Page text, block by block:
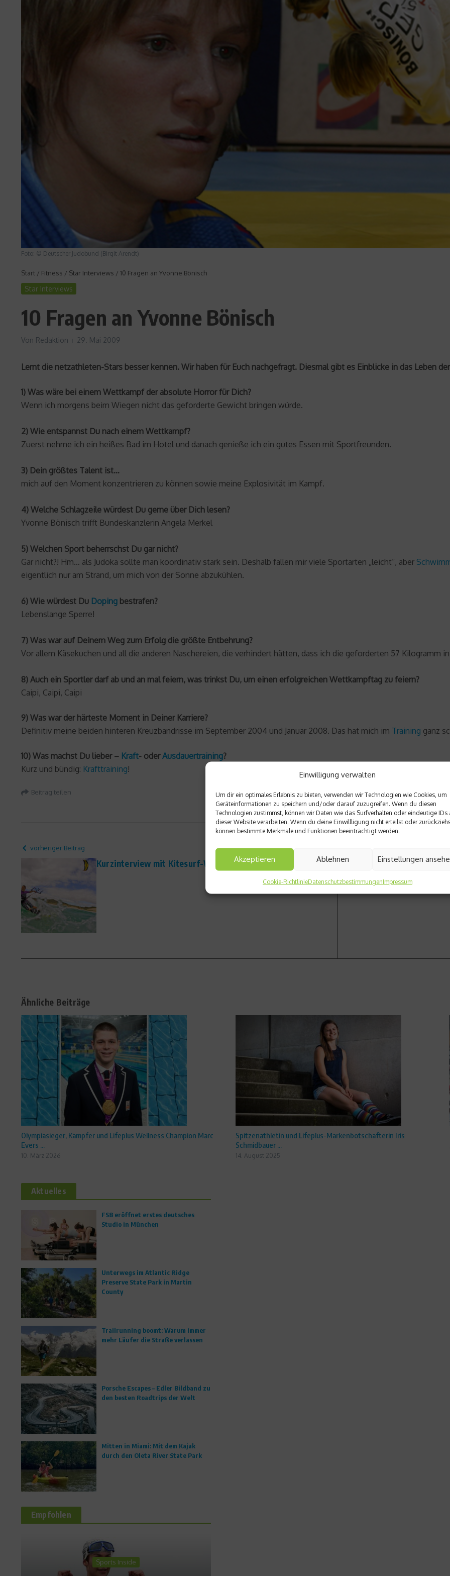
Einwilligung verwalten
Um dir ein optimales Erlebnis zu bieten, verwenden wir Technologien wie Cookies, um
Geräteinformationen zu speichern und/oder darauf zuzugreifen. Wenn du diesen
Technologien zustimmst, können wir Daten wie das Surfverhalten oder eindeutige IDs
dieser Website verarbeiten. Wenn du deine Einwillligung nicht erteilst oder
können bestimmte Merkmale und Funktionen beeinträchtigt werden.
Akzeptieren Ablehnen Einstellungen
Cookie-RichtlinieDatenschutzbestimmungenImpressum
Foto: © Deutscher Judobund (Birgit Arendt)
Start / Fitness / Star Interviews / 10 Fragen an Yvonne Bönisch
Star Interviews
10 Fragen an Yvonne Bönisch
Von Redaktion 29. Mai 2009
Lernt die netzathleten-Stars besser kennen. Wir haben für Euch nachgefragt. Diesmal gibt es Einblicke in das Leben der
1) Was wäre bei einem Wettkampf der absolute Horror für Dich?
Wenn ich morgens beim Wiegen nicht das geforderte Gewicht bringen würde.
2) Wie entspannst Du nach einem Wettkampf?
Zuerst nehme ich ein heißes Bad im Hotel und danach genieße ich ein gutes Essen mit Sportfreunden.
3) Dein größtes Talent ist…
mich auf den Moment konzentrieren zu können sowie meine Explosivität im Kampf.
4) Welche Schlagzeile würdest Du gerne über Dich lesen?
Yvonne Bönisch trifft Bundeskanzlerin Angela Merkel
5) Welchen Sport beherrschst Du gar nicht?
Gar nicht?! Hm… als Judoka sollte man koordinativ stark sein. Deshalb fallen mir viele Sportarten „leicht“, aber
eigentlich nur am Strand, um mich von der Sonne abzukühlen.
6) Wie würdest Du Doping bestrafen?
Lebenslange Sperre!
7) Was war auf Deinem Weg zum Erfolg die größte Entbehrung?
Vor allem Käsekuchen und all die anderen Naschereien, die verhindert hätten, dass ich die geforderten 57 Kilogramm
8) Auch ein Sportler darf ab und an mal feiern, was trinkst Du, um einen erfolgreichen Wettkampftag zu feiern?
Caipi, Caipi, Caipi
9) Was war der härteste Moment in Deiner Karriere?
Definitiv meine beiden hinteren Kreuzbandrisse im September 2004 und Januar 2008. Das hat mich im Training ganz
10) Was machst Du lieber – Kraft- oderAusdauertraining?
Kurz und bündig: Krafttraining!
Beitrag teilen
vorheriger Beitrag
Kurzinterview mit Kitesurf-Weltmeisterin Kristin Boese Rücken-Workout mit Stefan
Ähnliche Beiträge
Olympiasieger, Kämpfer und Lifeplus Wellness Champion Marc
Evers ...
10. März 2026
Spitzenathletin und Lifeplus-Markenbotschafterin Iris
Schmidbauer ...
14. August 2025
Aktuelles
FS8 eröffnet erstes deutsches
Studio in München
Unterwegs im Atlantic Ridge
Preserve State Park in Martin
County
Trailrunning boomt: Warum immer
mehr Läufer die Straße verlassen
Porsche Escapes – Edler Bildband zu
den besten Roadtrips der Welt
Mitten in Miami: Mit dem Kajak
durch den Oleta River State Park
Empfohlen
News